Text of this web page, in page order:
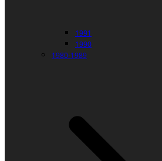
1991
1990
1980-1989